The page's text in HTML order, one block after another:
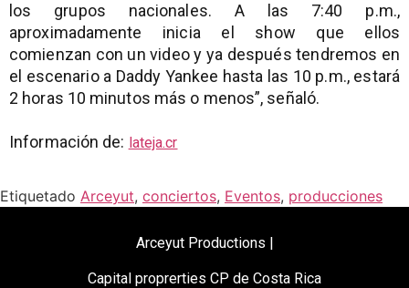
los grupos nacionales. A las 7:40 p.m.,
aproximadamente inicia el show que ellos
comienzan con un video y ya después tendremos en
el escenario a Daddy Yankee hasta las 10 p.m., estará
2 horas 10 minutos más o menos”, señaló.
Información de: lateja.cr
Etiquetado Arceyut, conciertos, Eventos, producciones
Arceyut Productions |
Capital proprerties CP de Costa Rica